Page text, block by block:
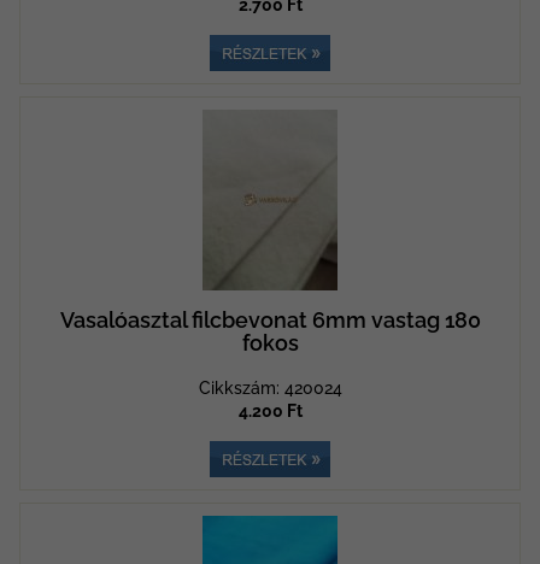
2.700 Ft
Vasalóasztal filcbevonat 6mm vastag 180
fokos
Cikkszám: 420024
4.200 Ft